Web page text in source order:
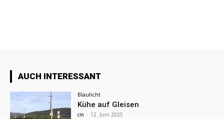
AUCH INTERESSANT
Blaulicht
Kühe auf Gleisen
cm - 12. Juni 2025